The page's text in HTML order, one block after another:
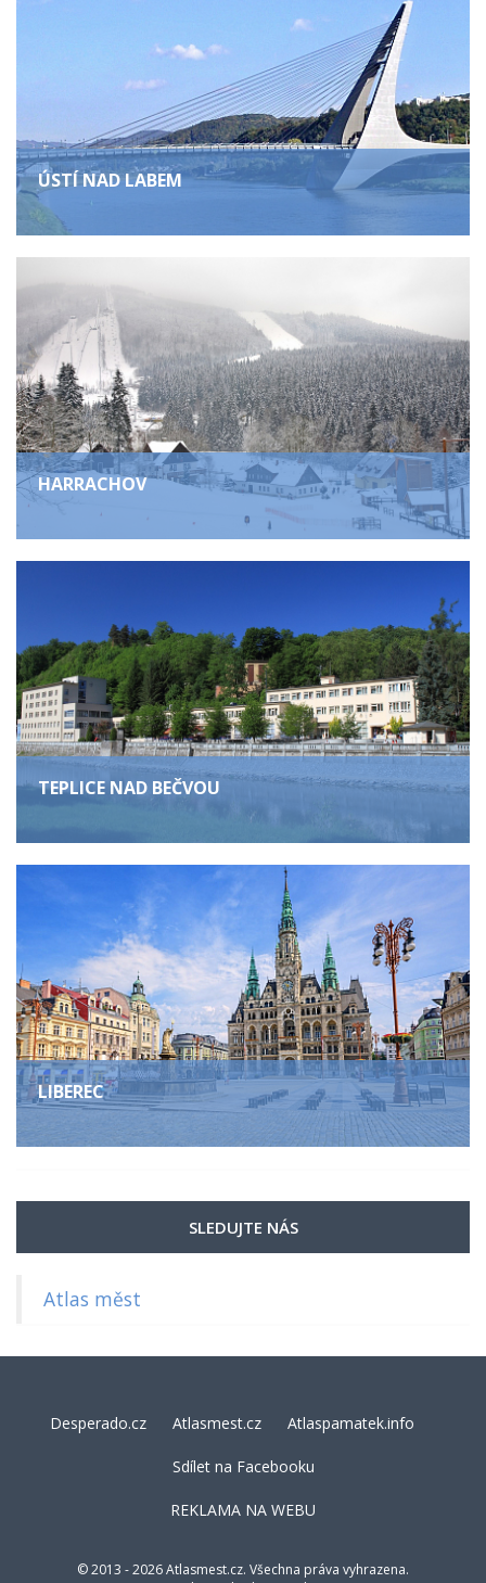
ÚSTÍ NAD LABEM
HARRACHOV
TEPLICE NAD BEČVOU
LIBEREC
SLEDUJTE NÁS
Atlas měst
Desperado.cz Atlasmest.cz Atlaspamatek.info
Sdílet na Facebooku
REKLAMA NA WEBU
© 2013 - 2026 Atlasmest.cz. Všechna práva vyhrazena.